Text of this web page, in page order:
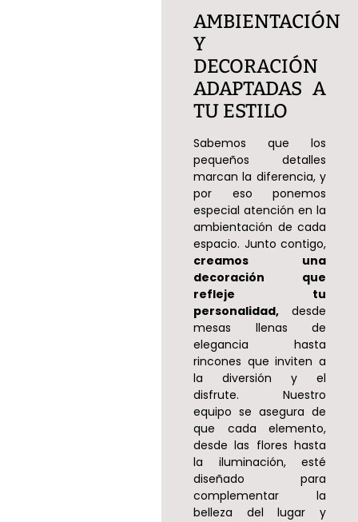
AMBIENTACIÓN
Y
DECORACIÓN
ADAPTADAS A
TU ESTILO
Sabemos que los
pequeños detalles
marcan la diferencia, y
por eso ponemos
especial atención en la
ambientación de cada
espacio. Junto contigo,
creamos una
decoración que
refleje tu
personalidad, desde
mesas llenas de
elegancia hasta
rincones que inviten a
la diversión y el
disfrute. Nuestro
equipo se asegura de
que cada elemento,
desde las flores hasta
la iluminación, esté
diseñado para
complementar la
belleza del lugar y